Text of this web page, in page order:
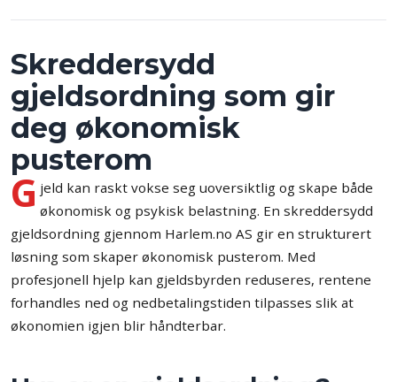
Skreddersydd
gjeldsordning som gir
deg økonomisk
pusterom
G jeld kan raskt vokse seg uoversiktlig og skape både
økonomisk og psykisk belastning. En skreddersydd
gjeldsordning gjennom Harlem.no AS gir en strukturert
løsning som skaper økonomisk pusterom. Med
profesjonell hjelp kan gjeldsbyrden reduseres, rentene
forhandles ned og nedbetalingstiden tilpasses slik at
økonomien igjen blir håndterbar.